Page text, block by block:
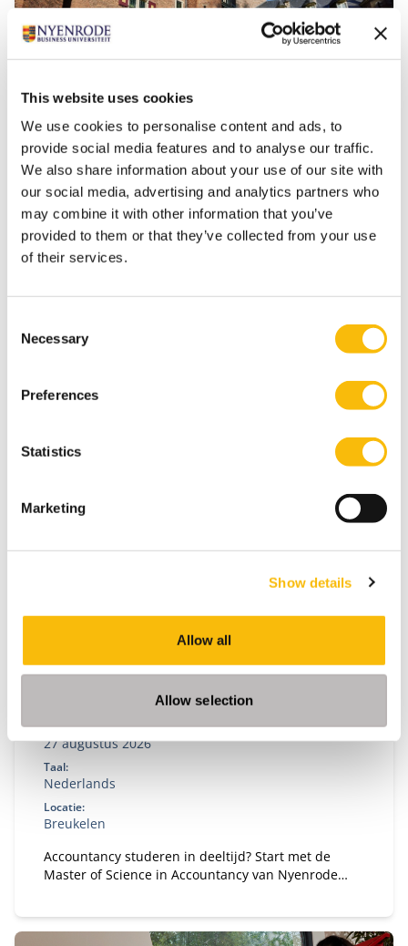
This website uses cookies
We use cookies to personalise content and ads, to
provide social media features and to analyse our traffic.
We also share information about your use of our site with
our social media, advertising and analytics partners who
may combine it with other information that you’ve
provided to them or that they’ve collected from your use
of their services.
Selection
Necessary
Preferences
Statistics
Marketing
Show details
Allow all
Allow selection
(Pre-) Master of Science in
Management | Full-time
Startdatum:
augustus 2027
Engels
Amsterdam
(inclusief pre-master), heeft 3 specialisaties en geeft
(Pre-)Master of Science in Accountancy
Startdatum:
27 augustus 2026
Taal:
Nederlands
Locatie:
Breukelen
Accountancy studeren in deeltijd? Start met de
Master of Science in Accountancy van Nyenrode